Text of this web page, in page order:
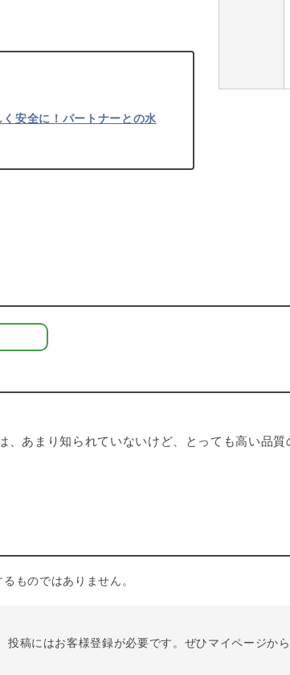
安全に！パートナーとの水
、あまり知られていないけど、とっても高い品
ものではありません。
投稿にはお客様登録が必要です。ぜひマイページか